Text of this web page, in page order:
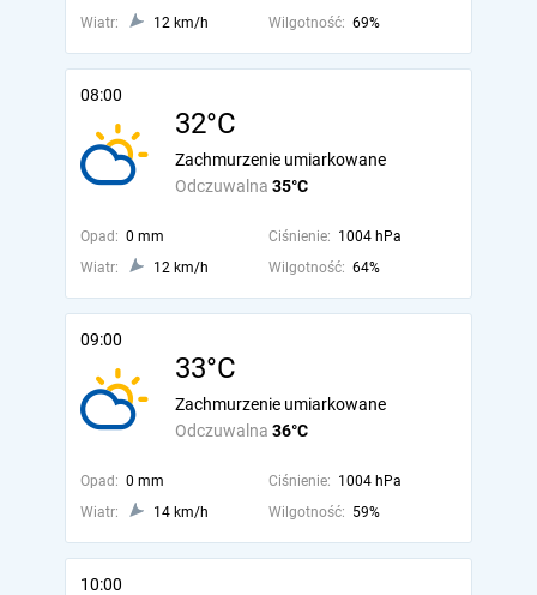
Wiatr: 12 km/h Wilgotność: 69%
08:00
32°C
Odczuwalna 35°C
Zachmurzenie umiarkowane
Opad: 0 mm Ciśnienie: 1004 hPa
Wiatr:
12 km/h Wilgotność: 64%
09:00
33°C
Odczuwalna 36°C
Zachmurzenie umiarkowane
Opad: 0 mm Ciśnienie: 1004 hPa
Wiatr:
14 km/h Wilgotność: 59%
10:00